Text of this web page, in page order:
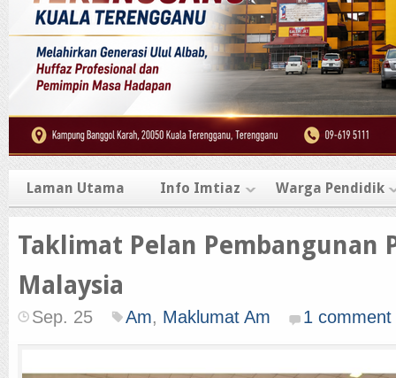
Laman Utama Info Imtiaz Warga Pendidik
Taklimat Pelan Pembangunan
Malaysia
Sep. 25 Am, Maklumat Am 1 comment